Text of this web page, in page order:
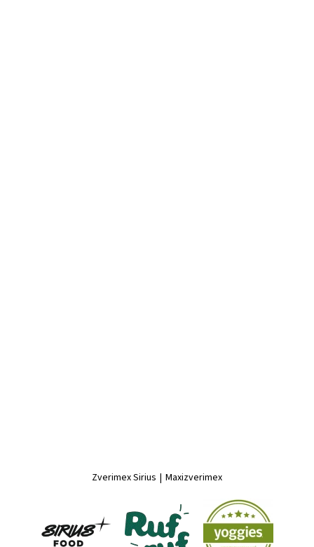
Zverimex Sirius | Maxizverimex